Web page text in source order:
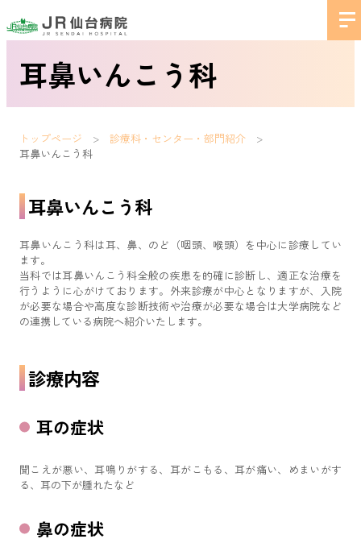
耳鼻いんこう科
トップページ
診療科・センター・部門紹介
耳鼻いんこう科
耳鼻いんこう科
耳鼻いんこう科は耳、鼻、のど（咽頭、喉頭）を中心に診療してい
ます。
当科では耳鼻いんこう科全般の疾患を的確に診断し、適正な治療を
行うように心がけております。外来診療が中心となりますが、入院
が必要な場合や高度な診断技術や治療が必要な場合は大学病院など
の連携している病院へ紹介いたします。
診療内容
耳の症状
聞こえが悪い、耳鳴りがする、耳がこもる、耳が痛い、めまいがす
る、耳の下が腫れたなど
鼻の症状